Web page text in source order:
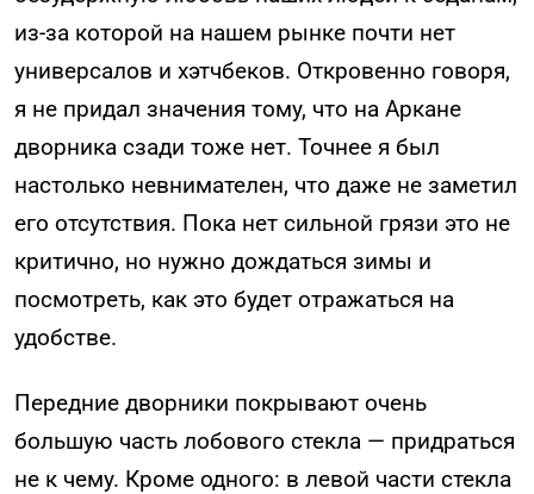
из-за которой на нашем рынке почти нет
универсалов и хэтчбеков. Откровенно говоря,
я не придал значения тому, что на Аркане
дворника сзади тоже нет. Точнее я был
настолько невнимателен, что даже не заметил
его отсутствия. Пока нет сильной грязи это не
критично, но нужно дождаться зимы и
посмотреть, как это будет отражаться на
удобстве.
Передние дворники покрывают очень
большую часть лобового стекла — придраться
не к чему. Кроме одного: в левой части стекла